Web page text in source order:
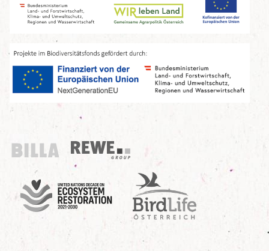
Billa
REWE Group
UN Decade
Birdlife